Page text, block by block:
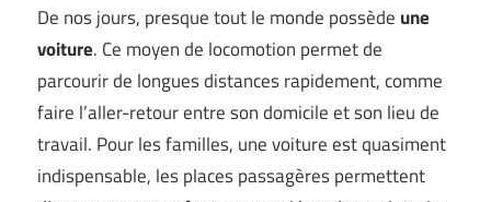
De nos jours, presque tout le monde possède une
voiture. Ce moyen de locomotion permet de
parcourir de longues distances rapidement, comme
faire l’aller-retour entre son domicile et son lieu de
travail. Pour les familles, une voiture est quasiment
indispensable, les places passagères permettent